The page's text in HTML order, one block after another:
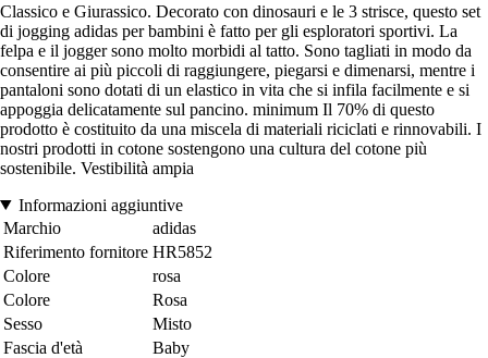
Classico e Giurassico. Decorato con dinosauri e le 3 strisce, questo set
di jogging adidas per bambini è fatto per gli esploratori sportivi. La
felpa e il jogger sono molto morbidi al tatto. Sono tagliati in modo da
consentire ai più piccoli di raggiungere, piegarsi e dimenarsi, mentre i
pantaloni sono dotati di un elastico in vita che si infila facilmente e si
appoggia delicatamente sul pancino. minimum Il 70% di questo
prodotto è costituito da una miscela di materiali riciclati e rinnovabili. I
nostri prodotti in cotone sostengono una cultura del cotone più
sostenibile. Vestibilità ampia
Informazioni aggiuntive
Marchio
adidas
Riferimento fornitore HR5852
Colore
rosa
Colore
Rosa
Sesso
Misto
Fascia d'età
Baby